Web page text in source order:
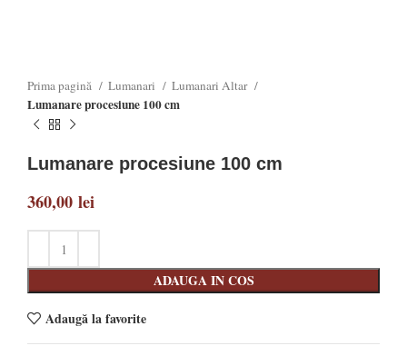
Prima pagină Lumanari Lumanari Altar
Lumanare procesiune 100 cm
Lumanare procesiune 100 cm
360,00 lei
ADAUGA IN COS
Adaugă la favorite